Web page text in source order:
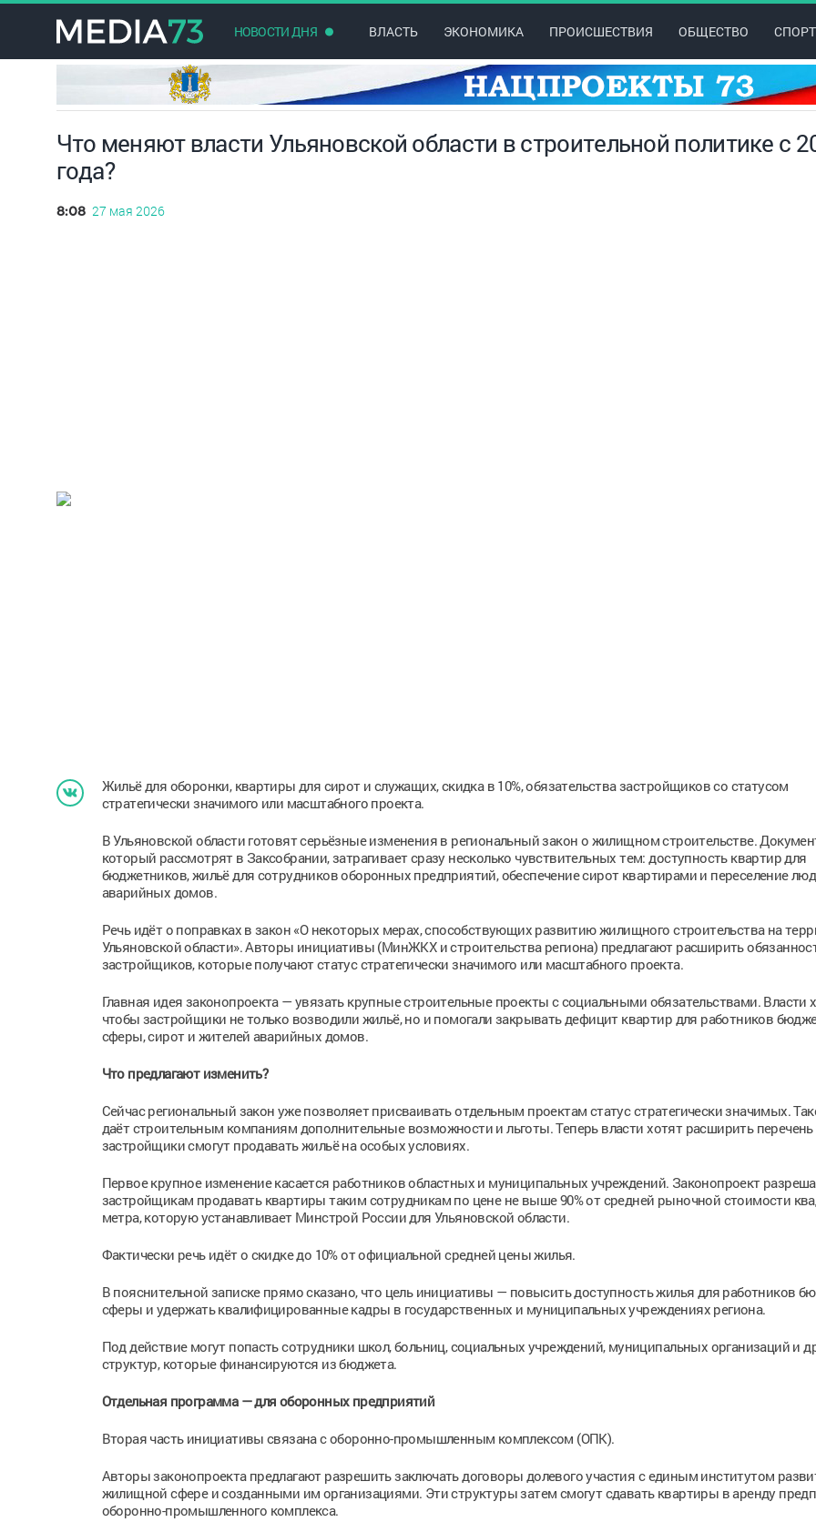
НОВОСТИ ДНЯ ВЛАСТЬ ЭКОНОМИКА ПРОИСШЕСТВИЯ ОБЩЕСТВО СПОРТ
Что меняют власти Ульяновской области в строительной политике с
года?
8:08 27 мая 2026
Жильё для оборонки, квартиры для сирот и служащих, скидка в 10%, обязательства застройщиков со статусом
стратегически значимого или масштабного проекта.
В Ульяновской области готовят серьёзные изменения в региональный закон о жилищном строительстве.
который рассмотрят в Заксобрании, затрагивает сразу несколько чувствительных тем: доступность квартир для
бюджетников, жильё для сотрудников оборонных предприятий, обеспечение сирот квартирами и переселение
аварийных домов.
Речь идёт о поправках в закон «О некоторых мерах, способствующих развитию жилищного строительства на
Ульяновской области». Авторы инициативы (МинЖКХ и строительства региона) предлагают расширить
застройщиков, которые получают статус стратегически значимого или масштабного проекта.
Главная идея законопроекта — увязать крупные строительные проекты с социальными обязательствами. Власти
чтобы застройщики не только возводили жильё, но и помогали закрывать дефицит квартир для работников
сферы, сирот и жителей аварийных домов.
Что предлагают изменить?
Сейчас региональный закон уже позволяет присваивать отдельным проектам статус стратегически значимых.
даёт строительным компаниям дополнительные возможности и льготы. Теперь власти хотят расширить перечень
застройщики смогут продавать жильё на особых условиях.
Первое крупное изменение касается работников областных и муниципальных учреждений. Законопроект
застройщикам продавать квартиры таким сотрудникам по цене не выше 90% от средней рыночной стоимости
метра, которую устанавливает Минстрой России для Ульяновской области.
Фактически речь идёт о скидке до 10% от официальной средней цены жилья.
В пояснительной записке прямо сказано, что цель инициативы — повысить доступность жилья для работников
сферы и удержать квалифицированные кадры в государственных и муниципальных учреждениях региона.
Под действие могут попасть сотрудники школ, больниц, социальных учреждений, муниципальных организаций и
структур, которые финансируются из бюджета.
Отдельная программа — для оборонных предприятий
Вторая часть инициативы связана с оборонно-промышленным комплексом (ОПК).
Авторы законопроекта предлагают разрешить заключать договоры долевого участия с единым институтом
жилищной сфере и созданными им организациями. Эти структуры затем смогут сдавать квартиры в аренду
оборонно-промышленного комплекса.